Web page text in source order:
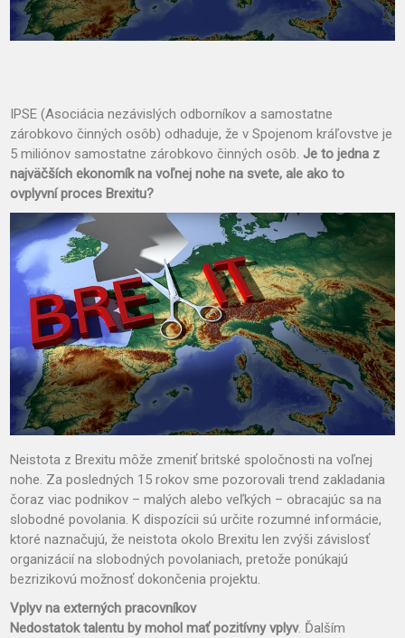
IPSE (Asociácia nezávislých odborníkov a samostatne
zárobkovo činných osôb) odhaduje, že v Spojenom kráľovstve je
5 miliónov samostatne zárobkovo činných osôb. Je to jedna z
najväčších ekonomík na voľnej nohe na svete, ale ako to
ovplyvní proces Brexitu?
Neistota z Brexitu môže zmeniť britské spoločnosti na voľnej
nohe. Za posledných 15 rokov sme pozorovali trend zakladania
čoraz viac podnikov – malých alebo veľkých – obracajúc sa na
slobodné povolania. K dispozícii sú určite rozumné informácie,
ktoré naznačujú, že neistota okolo Brexitu len zvýši závislosť
organizácií na slobodných povolaniach, pretože ponúkajú
bezrizikovú možnosť dokončenia projektu.
Vplyv na externých pracovníkov
Nedostatok talentu by mohol mať pozitívny vplyv. Ďalším